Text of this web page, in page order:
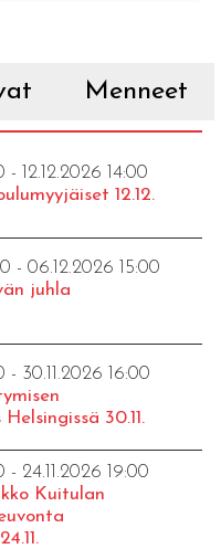
Menneet
- 12.12.2026 14:00
12.12.
- 06.12.2026 15:00
juhla
- 30.11.2026 16:00
30.11.
- 24.11.2026 19:00
Kuitulan